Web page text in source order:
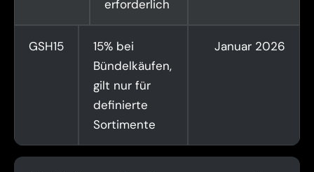
erforderlich
GSH15
15% bei
Bündelkäufen,
gilt nur für
definierte
Sortimente
Januar 2026